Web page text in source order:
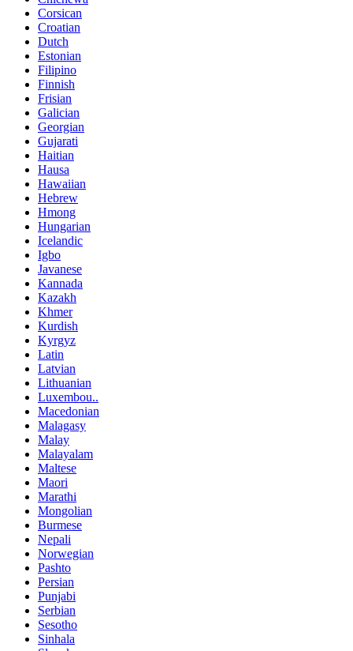
Corsican
Croatian
Dutch
Estonian
Filipino
Finnish
Frisian
Galician
Georgian
Gujarati
Haitian
Hausa
Hawaiian
Hebrew
Hmong
Hungarian
Icelandic
Igbo
Javanese
Kannada
Kazakh
Khmer
Kurdish
Kyrgyz
Latin
Latvian
Lithuanian
Luxembou..
Macedonian
Malagasy
Malay
Malayalam
Maltese
Maori
Marathi
Mongolian
Burmese
Nepali
Norwegian
Pashto
Persian
Punjabi
Serbian
Sesotho
Sinhala